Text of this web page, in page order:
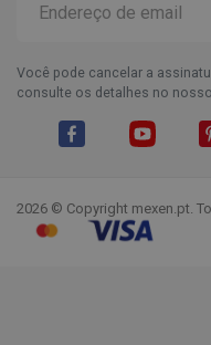
Você pode cancelar a
consulte os detalhes no
2026 © Copyright mexen.pt.